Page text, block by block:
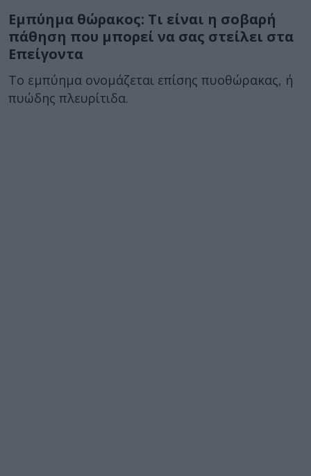
Εμπύημα θώρακος: Τι είναι η σοβαρή
πάθηση που μπορεί να σας στείλει στα
Επείγοντα
Το εμπύημα ονομάζεται επίσης πυοθώρακας, ή
πυώδης πλευρίτιδα.